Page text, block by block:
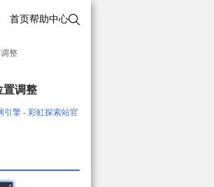
首页帮助中心
整
置调整
引擎 - 彩虹探索站官